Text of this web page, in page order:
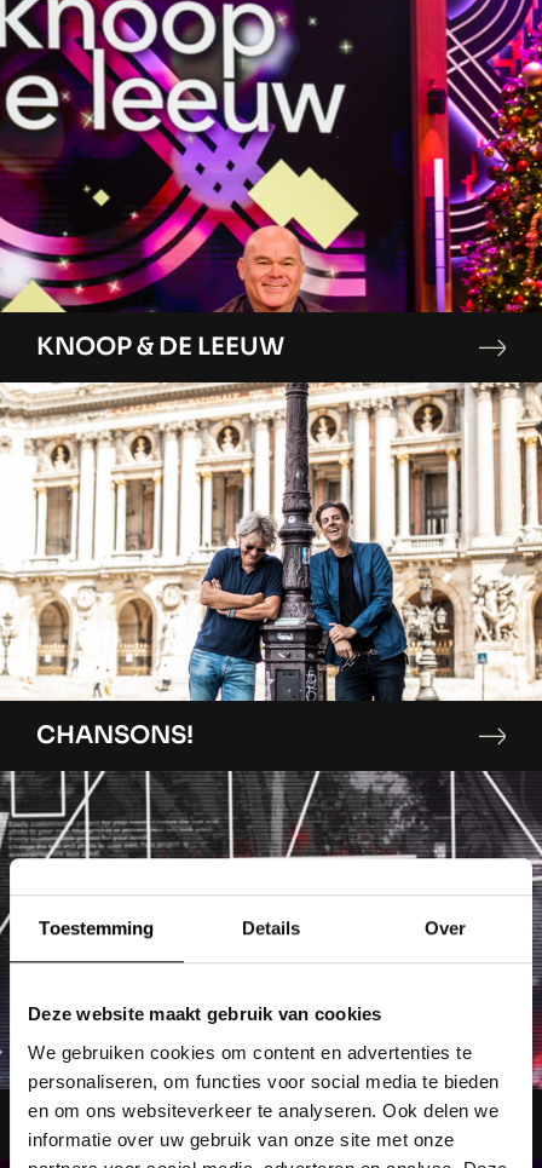
Toestemming Details Over
Deze website maakt gebruik van cookies
We gebruiken cookies om content en advertenties te
personaliseren, om functies voor social media te bieden
en om ons websiteverkeer te analyseren. Ook delen we
informatie over uw gebruik van onze site met onze
KNOOP & DE LEEUW
CHANSONS!
BUREAU DUPIN